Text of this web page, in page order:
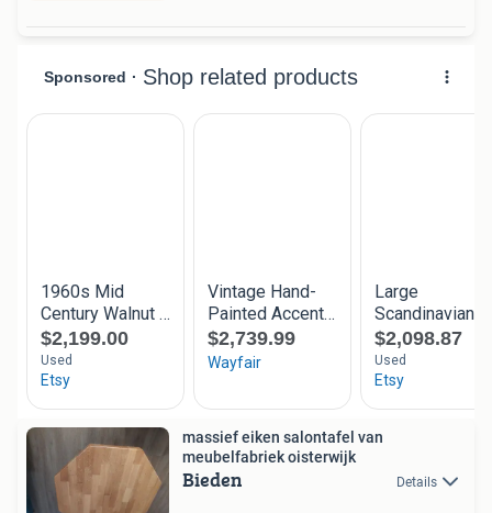
massief eiken salontafel van
meubelfabriek oisterwijk
Bieden Details